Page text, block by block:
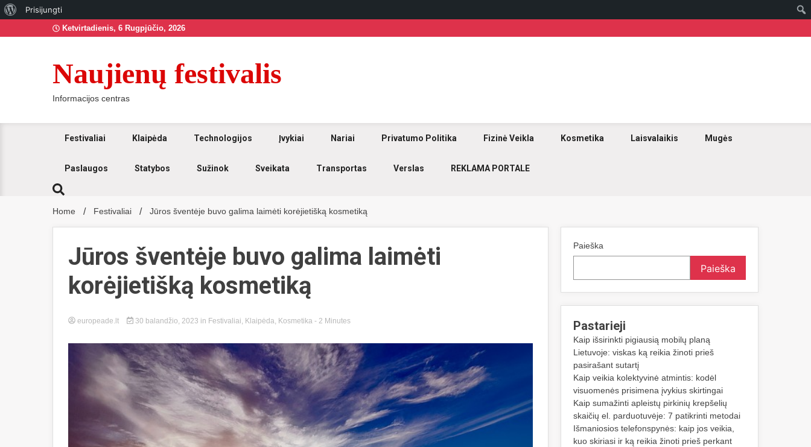
Apie
WordPress
Prisijungti
to
Ketvirtadienis, 6 Rugpjūčio, 2026
Naujienų festivalis
Informacijos centras
Festivaliai Klaipėda Technologijos Įvykiai Nariai Privatumo Politika Fizinė Veikla Kosmetika Laisvalaikis Mugės
Paslaugos Statybos Sužinok Sveikata Transportas Verslas REKLAMA PORTALE
Home Festivaliai Jūros šventėje buvo galima laimėti korėjietišką kosmetiką
Jūros šventėje buvo galima laimėti
korėjietišką kosmetiką
europeade.lt 30 balandžio, 2023 in Festivaliai Klaipėda Kosmetika - 2 Minutes
Paieška
Paieška
Pastarieji
Kaip išsirinkti pigiausią mobilų planą
Lietuvoje: viskas ką reikia žinoti prieš
pasirašant sutartį
Kaip veikia kolektyvinė atmintis: kodėl
visuomenės prisimena įvykius skirtingai
Kaip sumažinti apleistų pirkinių krepšelių
skaičių el. parduotuvėje: 7 patikrinti metodai
Išmaniosios telefonspynės: kaip jos veikia,
kuo skiriasi ir ką reikia žinoti prieš perkant